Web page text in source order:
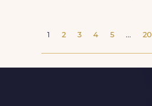
1 2 3 4 5 ... 20